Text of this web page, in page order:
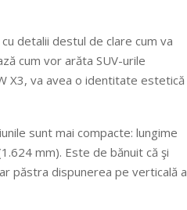
detalii destul de clare cum va
cum vor arăta SUV-urile
X3, va avea o identitate estetică
sunt mai compacte: lungime
mm). Este de bănuit că şi
păstra dispunerea pe verticală a